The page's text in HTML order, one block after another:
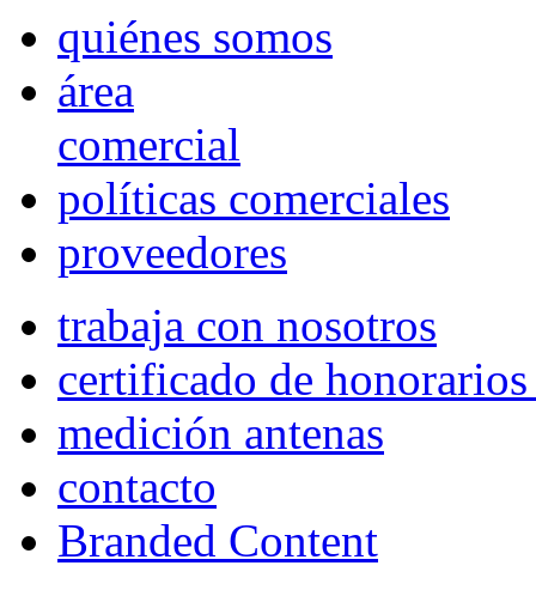
quiénes somos
área
comercial
políticas comerciales
proveedores
trabaja con nosotros
certificado de
medición antenas
contacto
Branded Content